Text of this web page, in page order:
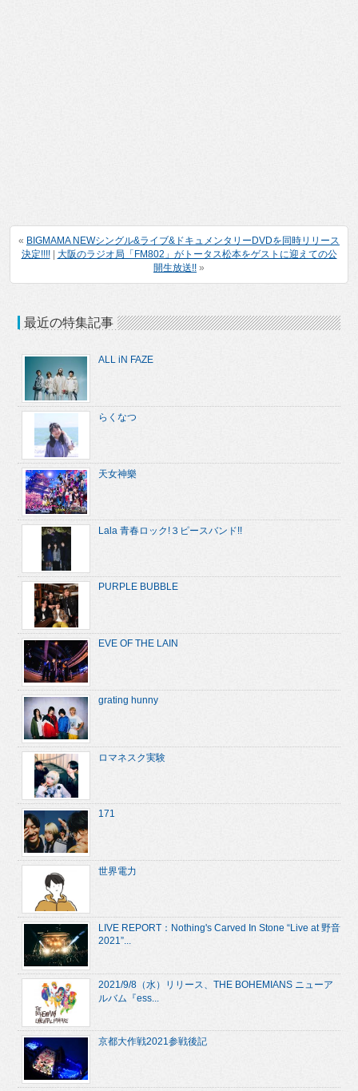
« BIGMAMA NEWシングル&ライブ&ドキュメンタリーDVDを同時リリース
決定!!!!| 大阪のラジオ局「FM802」がトータス松本をゲストに迎えての公
開生放送!! »
最近の特集記事
ALL iN FAZE
らくなつ
天女神樂
Lala 青春ロック!３ピースバンド!!
PURPLE BUBBLE
EVE OF THE LAIN
grating hunny
ロマネスク実験
171
世界電力
LIVE REPORT：Nothing's Carved In Stone “Live at 野音
2021”...
2021/9/8（水）リリース、THE BOHEMIANS ニューア
ルバム『ess...
京都大作戦2021参戦後記